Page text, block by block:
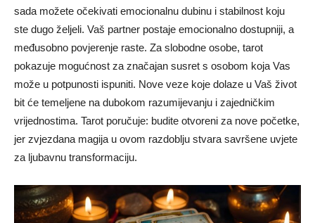
sada možete očekivati emocionalnu dubinu i stabilnost koju
ste dugo željeli. Vaš partner postaje emocionalno dostupniji, a
međusobno povjerenje raste. Za slobodne osobe, tarot
pokazuje mogućnost za značajan susret s osobom koja Vas
može u potpunosti ispuniti. Nove veze koje dolaze u Vaš život
bit će temeljene na dubokom razumijevanju i zajedničkim
vrijednostima. Tarot poručuje: budite otvoreni za nove početke,
jer zvjezdana magija u ovom razdoblju stvara savršene uvjete
za ljubavnu transformaciju.